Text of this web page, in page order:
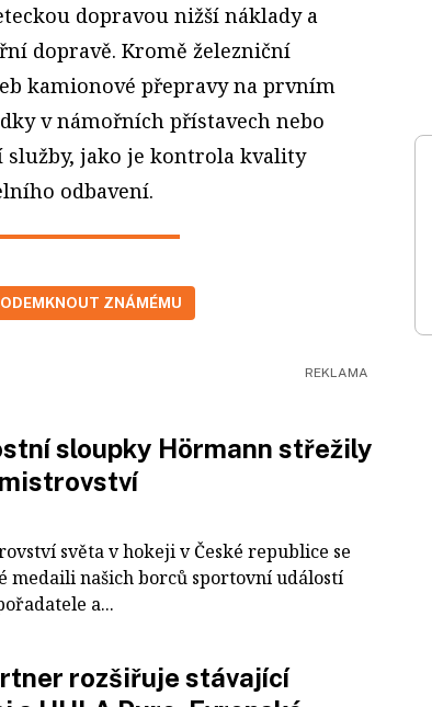
dopravou nižší náklady a
dopravě. Kromě železniční
kamionové přepravy na prvním
v námořních přístavech nebo
služby, jako je kontrola kvality
odbavení.
ODEMKNOUT ZNÁMÉMU
sloupky Hörmann střežily
světa v hokeji v České republice se
medaili našich borců sportovní událostí
a...
rozšiřuje stávající